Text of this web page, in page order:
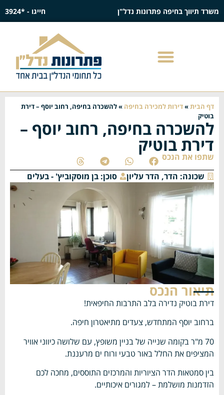
משרד תיווך בחיפה פתרונות נדל"ן חייגו - *3924
דף הבית»דירות למכירה בחיפה »להשכרה בחיפה, רחוב יוסף – דירת
בוטיק
להשכרה בחיפה, רחוב יוסף –
דירת בוטיק
שתפו את הנכס
שכונה: הדר, הדר עליון סוכן: בן מוסקוביץ' - בעלים
תיאור הנכס
דירת בוטיק נדירה בלב התרבות החיפאית!
ברחוב יוסף המתחדש, צעדים מתיאטרון חיפה.
70 מ"ר בקומה שנייה של בניין משופץ, עם שלושה כיווני אוויר
המציפים את החלל באור טבעי ורוח ים מרעננת.
בין סמטאות הדר הציוריות והמרכזים התוססים, מחכה לכם
הזדמנות מושלמת – למגורים איכותיים.